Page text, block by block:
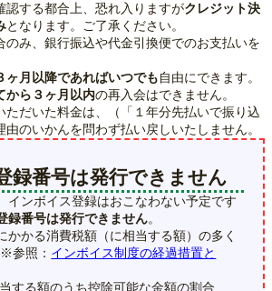
認する都合上、恐れ入りますがクレジット決
となります。ご了承ください。
のみ、銀行振込や代金引換便でのお支払いを
ヶ月以降であればいつでも自由にできます。
から３ヶ月以内の再入会はできません。
ただいた料金は、（「１年分先払いで振り込
のいかんを問わず払い戻しいたしません。
録番号は発行できません
インボイス登録はおこなわない予定です
録番号は発行できません。
かかる消費税額（に相当する額）の多く
参照： インボイス制度の経過措置と
する額のうち控除可能な金額の割合